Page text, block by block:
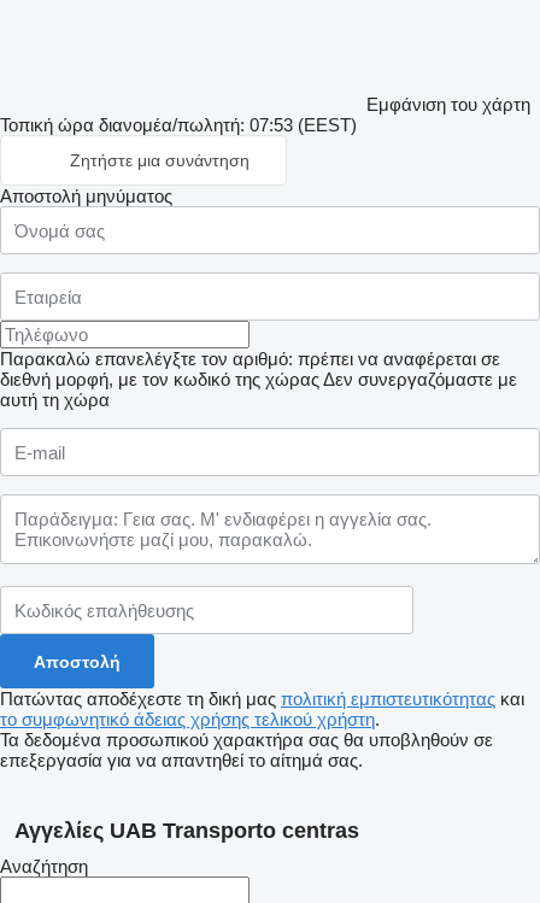
Εμφάνιση του χάρτη
Τοπική ώρα διανομέα/πωλητή: 07:53 (EEST)
Ζητήστε μια συνάντηση
Αποστολή μηνύματος
Παρακαλώ επανελέγξτε τον αριθμό: πρέπει να αναφέρεται σε
διεθνή μορφή, με τον κωδικό της χώραςΔεν συνεργαζόμαστε με
αυτή τη χώρα
Πατώντας αποδέχεστε τη δική μας πολιτική εμπιστευτικότητας και
το συμφωνητικό άδειας χρήσης τελικού χρήστη.
Τα δεδομένα προσωπικού χαρακτήρα σας θα υποβληθούν σε
επεξεργασία για να απαντηθεί το αίτημά σας.
Αγγελίες UAB Transporto centras
Αναζήτηση